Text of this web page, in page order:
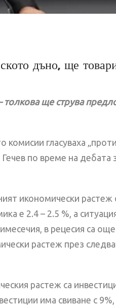
дъно, ще
толкова ще струва
гласуваха
по време на
икономически растеж
е 2.4 – 2.5 %, а
в рецесия са
растеж през
растеж са
има свиване с